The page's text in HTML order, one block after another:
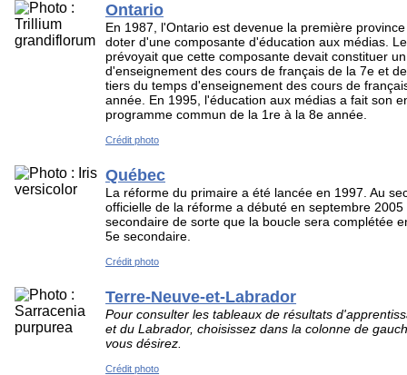
Ontario
En 1987, l'Ontario est devenue la première
doter d'une composante d'éducation aux médias.
prévoyait que cette composante devait constituer
d'enseignement des cours de français de la 7e et
tiers du temps d'enseignement des cours de
année. En 1995, l'éducation aux médias a fait son
programme commun de la 1re à la 8e année.
Crédit photo
Québec
La réforme du primaire a été lancée en 1997. Au
officielle de la réforme a débuté en septembre 2005
secondaire de sorte que la boucle sera complétée
5e secondaire.
Crédit photo
Terre-Neuve-et-Labrador
Pour consulter les tableaux de résultats
et du Labrador, choisissez dans la colonne de
vous désirez.
Crédit photo